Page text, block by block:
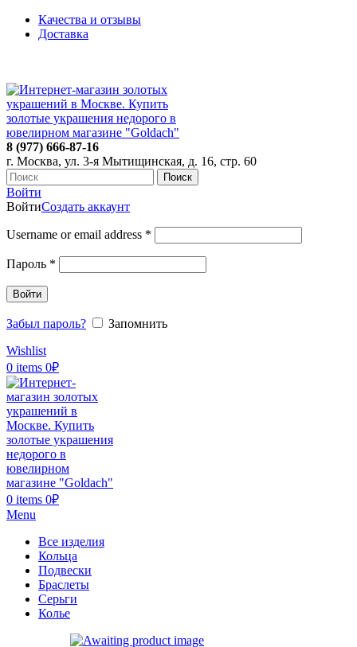
Качества и отзывы
Доставка
8 (977) 666-87-16
г. Москва, ул. 3-я Мытищинская, д. 16, стр. 60
Поиск
Войти
ВойтиСоздать аккаунт
Username or email address *
Пароль *
Войти
Забыл пароль?
Запомнить
Wishlist
0 items 0₽
0 items 0₽
Menu
Все изделия
Кольца
Подвески
Браслеты
Серьги
Колье